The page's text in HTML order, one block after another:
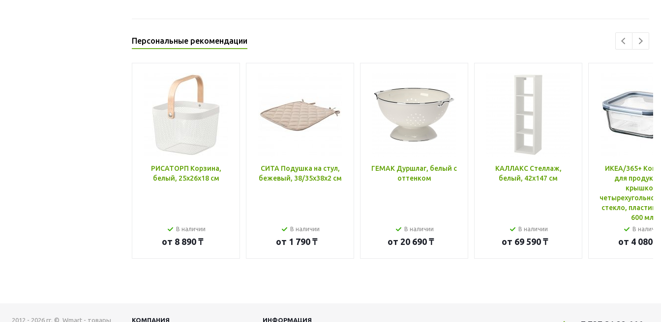
Персональные рекомендации
РИСАТОРП Корзина,
белый, 25x26x18 см
В наличии
от 8 890 ₸
СИТА Подушка на стул,
бежевый, 38/35x38x2 см
В наличии
от 1 790 ₸
ГЕМАК Дуршлаг, белый с
оттенком
В наличии
от 20 690 ₸
КАЛЛАКС Стеллаж,
белый, 42x147 см
В наличии
от 69 590 ₸
ИКЕА/365+
для
крышкой,
стекло, пластик
600 мл
В
от 4 080 ₸
2012 - 2026 гг. © Wmart - товары КОМПАНИЯ ИНФОРМАЦИЯ